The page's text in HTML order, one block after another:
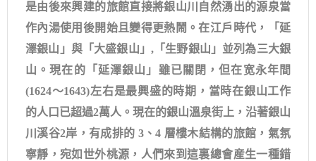
是由後來興建的旅館直接將銀山川自然湧出的源泉當
作內湯使用後開始且變得更熱鬧。在江戶時代，「延
澤銀山」與「大盛銀山」,「生野銀山」並列為三大銀
山。現在的「延澤銀山」雖已關閉，但在宽永年間
(1624～1643)左右是最興盛的時期，當時在銀山工作
的人口已超過2萬人。現在的銀山溫泉街上，沿著銀山
川溪谷2岸，有成排的 3、4 層樓木結構的旅館，氣氛
寧靜，宛如世外桃源，人們來到這裏總會産生一種錯